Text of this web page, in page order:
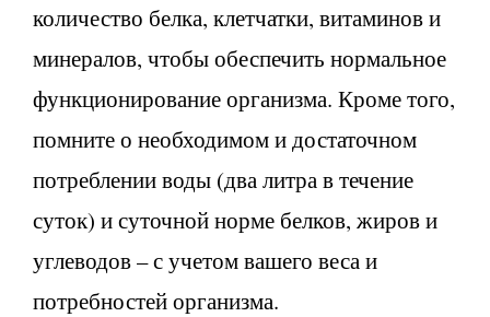
количество белка, клетчатки, витаминов и
минералов, чтобы обеспечить нормальное
функционирование организма. Кроме того,
помните о необходимом и достаточном
потреблении воды (два литра в течение
суток) и суточной норме белков, жиров и
углеводов – с учетом вашего веса и
потребностей организма.